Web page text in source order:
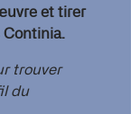
et tirer
Continia.
trouver
du